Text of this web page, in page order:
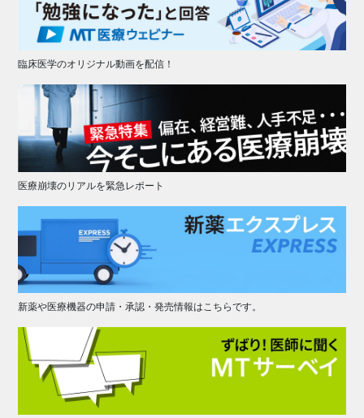
臨床医学のオリジナル動画を配信！
医療崩壊のリアルを緊急レポート
新薬や医療機器の申請・承認・発売情報はこちらです。